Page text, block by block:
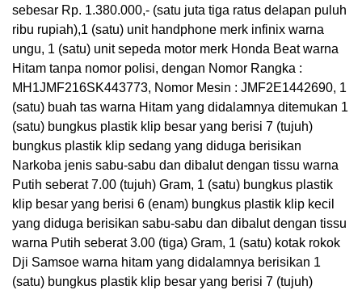
sebesar Rp. 1.380.000,- (satu juta tiga ratus delapan puluh
ribu rupiah),1 (satu) unit handphone merk infinix warna
ungu, 1 (satu) unit sepeda motor merk Honda Beat warna
Hitam tanpa nomor polisi, dengan Nomor Rangka :
MH1JMF216SK443773, Nomor Mesin : JMF2E1442690, 1
(satu) buah tas warna Hitam yang didalamnya ditemukan 1
(satu) bungkus plastik klip besar yang berisi 7 (tujuh)
bungkus plastik klip sedang yang diduga berisikan
Narkoba jenis sabu-sabu dan dibalut dengan tissu warna
Putih seberat 7.00 (tujuh) Gram, 1 (satu) bungkus plastik
klip besar yang berisi 6 (enam) bungkus plastik klip kecil
yang diduga berisikan sabu-sabu dan dibalut dengan tissu
warna Putih seberat 3.00 (tiga) Gram, 1 (satu) kotak rokok
Dji Samsoe warna hitam yang didalamnya berisikan 1
(satu) bungkus plastik klip besar yang berisi 7 (tujuh)